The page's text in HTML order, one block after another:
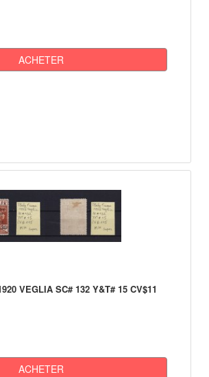
ACHETER
VEGLIA SC# 132 Y&T# 15 CV$11
ACHETER